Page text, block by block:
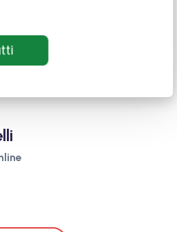
scuola che sappia